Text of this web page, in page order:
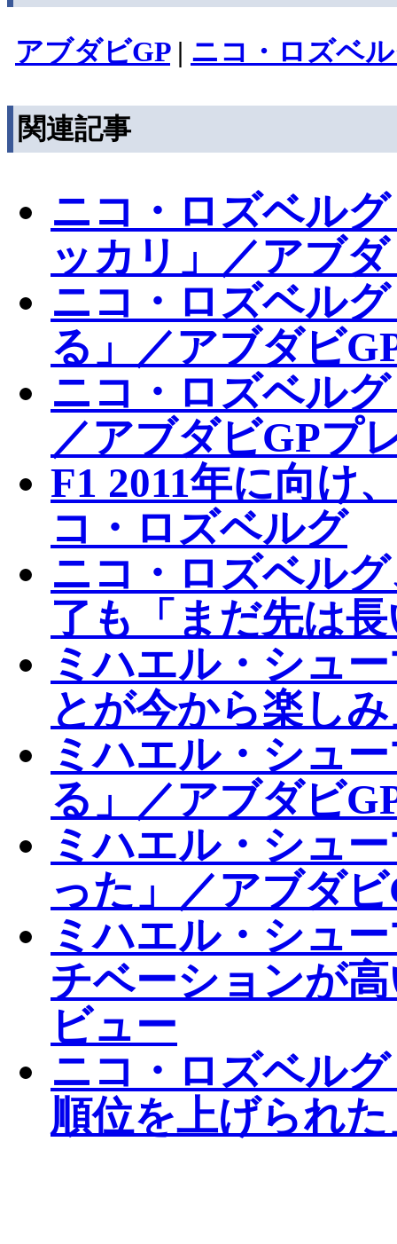
アブダビGP| ニコ・ロズベ
関連記事
ニコ・ロズベル
ッカリ」／アブ
ニコ・ロズベル
る」／アブダビ
ニコ・ロズベル
／アブダビGPプ
F1 2011年に向け
コ・ロズベルグ
ニコ・ロズベル
了も「まだ先は
ミハエル・シュ
とが今から楽し
ミハエル・シュ
る」／アブダビ
ミハエル・シュ
った」／アブダ
ミハエル・シュ
チベーションが
ビュー
ニコ・ロズベル
順位を上げられ